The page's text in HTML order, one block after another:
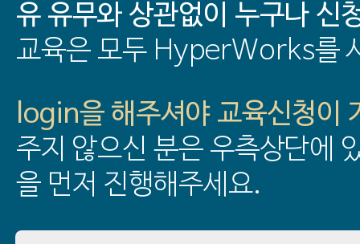
유 유무와 상관없이 누구나 신
교육은 모두 HyperWorks를
login을 해주셔야 교육신청이
주지 않으신 분은 우측상단에
을 먼저 진행해주세요.